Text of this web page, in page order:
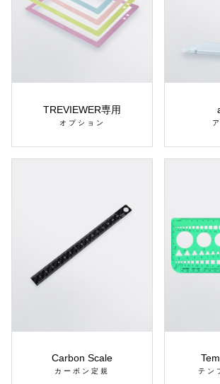
TREVIEWER専用
オプション
Carbon Scale
カーボン定規 テン